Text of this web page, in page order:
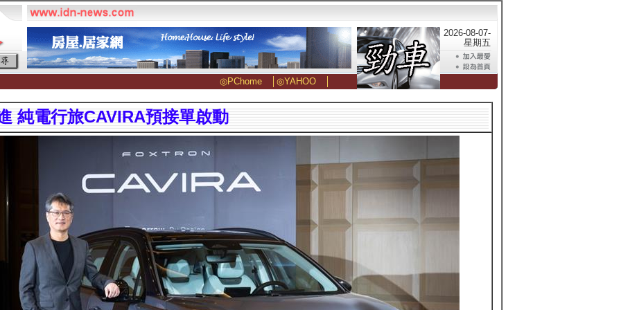
2026-08-07-
星期五
◎PChome│ ◎YAHOO│
純電行旅CAVIRA預接單啟動